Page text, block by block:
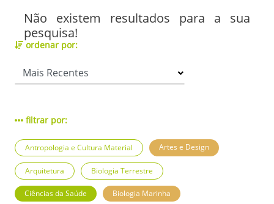
Não existem resultados para a sua
pesquisa!
ordenar por:
filtrar por:
Antropologia e Cultura Material Artes e Design
Arquitetura Biologia Terrestre
Ciências da Saúde Biologia Marinha